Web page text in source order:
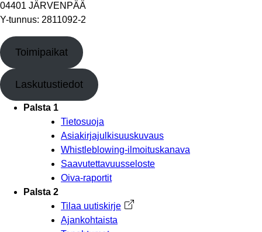
04401 JÄRVENPÄÄ
Y-tunnus: 2811092-2
Toimipaikat
Laskutustiedot
Palsta 1
Tietosuoja
Asiakirjajulkisuuskuvaus
Whistleblowing-ilmoituskanava
Saavutettavuusseloste
Oiva-raportit
Palsta 2
Tilaa uutiskirje Avautuu uuteen välilehteen
Ajankohtaista